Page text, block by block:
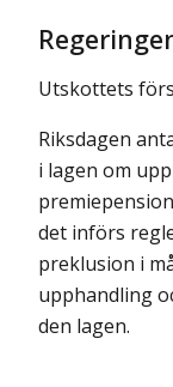
Utskottets
Riksdagen
i lagen om
det införs
preklusion i
upphandling
den lagen.